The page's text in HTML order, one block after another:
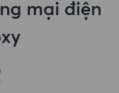
mại điện